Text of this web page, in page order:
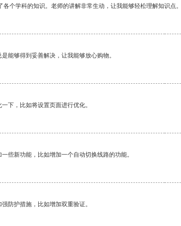
个学科的知识。老师的讲解非常生动，让我能够轻松理解知识点。
能够得到妥善解决，让我能够放心购物。
下，比如将设置页面进行优化。
些新功能，比如增加一个自动切换线路的功能。
防护措施，比如增加双重验证。